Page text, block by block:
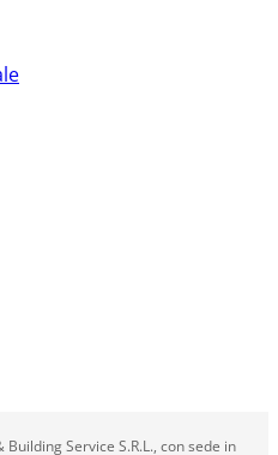
Service S.R.L., con sede in